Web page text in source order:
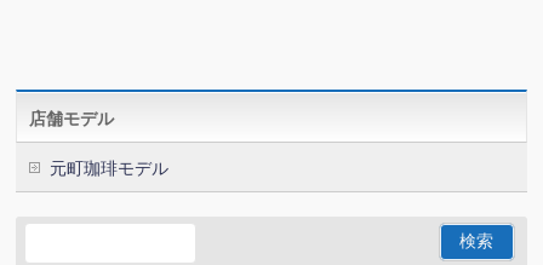
店舗モデル
元町珈琲モデル